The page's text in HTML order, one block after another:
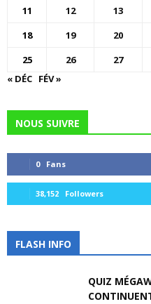
11
12 13
18
19 20
25
26 27
« DÉC FÉV »
NOUS SUIVRE
0 Fans
38,152 Followers
FLASH INFO
QUIZ